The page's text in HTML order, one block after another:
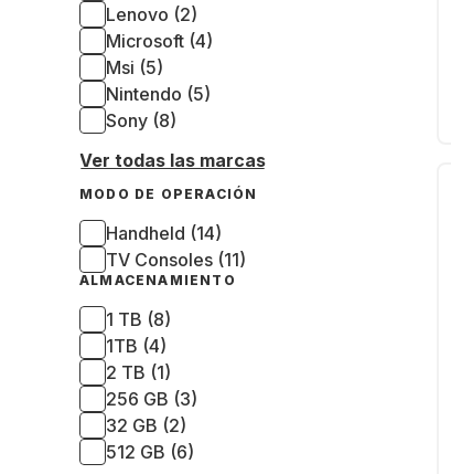
Lenovo (2)
Microsoft (4)
Msi (5)
Nintendo (5)
Sony (8)
Ver todas las marcas
MODO DE OPERACIÓN
Handheld (14)
TV Consoles (11)
ALMACENAMIENTO
1 TB (8)
1TB (4)
2 TB (1)
256 GB (3)
32 GB (2)
512 GB (6)